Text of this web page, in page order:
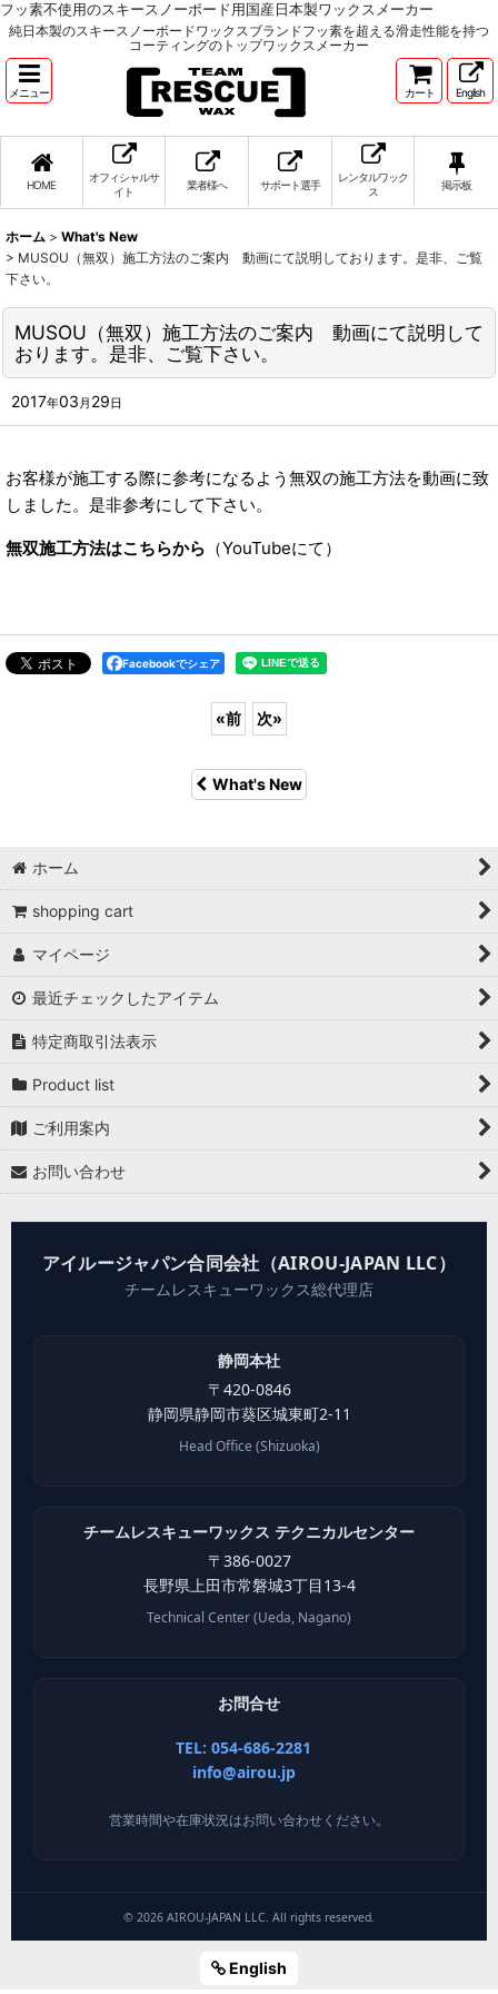
フッ素不使用のスキースノーボード用国産日本製ワックスメーカー
純日本製のスキースノーボードワックスブランドフッ素を超える滑走性能を持つ
コーティングのトップワックスメーカー
メニュー カート English
HOME
オフィシャルサ
イト
業者様へ サポート選手
レンタルワック
ス
掲示板
ホーム > What's New
> MUSOU（無双）施工方法のご案内 動画にて説明しております。是非、ご覧
下さい。
MUSOU（無双）施工方法のご案内 動画にて説明して
おります。是非、ご覧下さい。
2017年03 月 29日
お客様が施工する際に参考になるよう無双の施工方法を動画に致
しました。是非参考にして下さい。
無双施工方法はこちらから （YouTubeにて）
Facebookでシェア
«前 次»
What's New
ホーム
shopping cart
マイページ
最近チェックしたアイテム
特定商取引法表示
Product list
ご利用案内
お問い合わせ
アイルージャパン合同会社（AIROU-JAPAN LLC）
チームレスキューワックス総代理店
静岡本社
〒 420-0846
静岡県静岡市葵区城東町2-11
Head Office (Shizuoka)
チームレスキューワックス テクニカルセンター
〒 386-0027
長野県上田市常磐城3丁目13-4
Technical Center (Ueda, Nagano)
お問合せ
TEL: 054-686-2281
info@airou.jp
営業時間や在庫状況はお問い合わせください。
© 2026 AIROU-JAPAN LLC. All rights reserved.
English